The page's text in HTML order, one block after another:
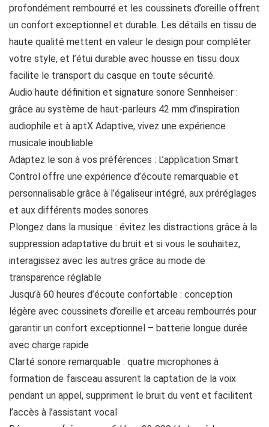
profondément rembourré et les coussinets d’oreille offrent
un confort exceptionnel et durable. Les détails en tissu de
haute qualité mettent en valeur le design pour compléter
votre style, et l’étui durable avec housse en tissu doux
facilite le transport du casque en toute sécurité.
Audio haute définition et signature sonore Sennheiser :
grâce au système de haut-parleurs 42 mm d’inspiration
audiophile et à aptX Adaptive, vivez une expérience
musicale inoubliable
Adaptez le son à vos préférences : L’application Smart
Control offre une expérience d’écoute remarquable et
personnalisable grâce à l’égaliseur intégré, aux préréglages
et aux différents modes sonores
Plongez dans la musique : évitez les distractions grâce à la
suppression adaptative du bruit et si vous le souhaitez,
interagissez avec les autres grâce au mode de
transparence réglable
Jusqu’à 60 heures d’écoute confortable : conception
légère avec coussinets d’oreille et arceau rembourrés pour
garantir un confort exceptionnel – batterie longue durée
avec charge rapide
Clarté sonore remarquable : quatre microphones à
formation de faisceau assurent la captation de la voix
pendant un appel, suppriment le bruit du vent et facilitent
l’accès à l’assistant vocal